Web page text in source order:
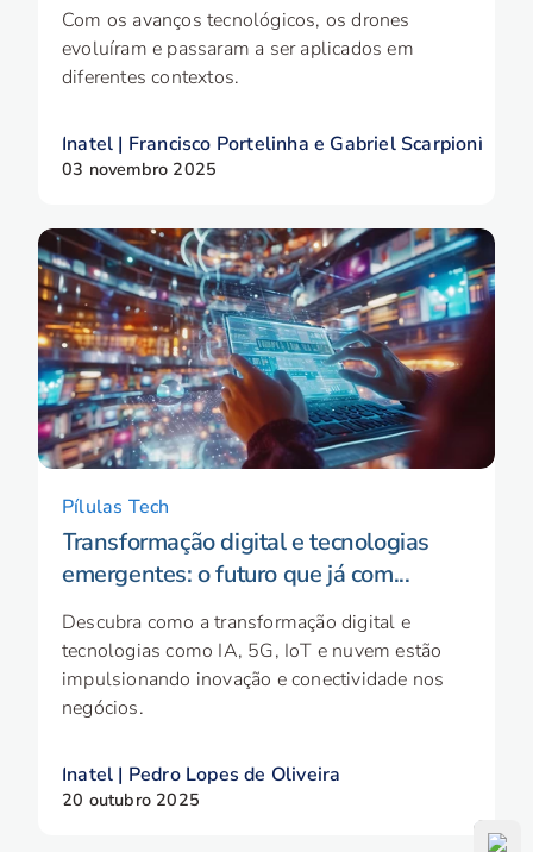
Com os avanços tecnológicos, os drones
evoluíram e passaram a ser aplicados em
diferentes contextos.
Inatel | Francisco Portelinha e Gabriel Scarpioni
03 novembro 2025
Pílulas Tech
Transformação digital e tecnologias
emergentes: o futuro que já com...
Descubra como a transformação digital e
tecnologias como IA, 5G, IoT e nuvem estão
impulsionando inovação e conectividade nos
negócios.
Inatel | Pedro Lopes de Oliveira
20 outubro 2025